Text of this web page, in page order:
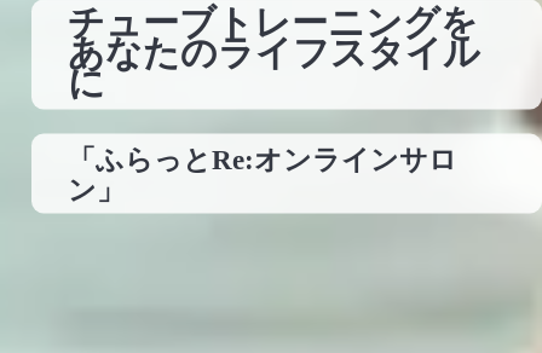
チューブトレーニングを
あなたのライフスタイル
に
「ふらっとRe:オンラインサロ
ン」